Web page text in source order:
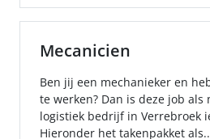
Mecanicien
Ben jij een mechanieker en
te werken? Dan is deze job als
logistiek bedrijf in Verrebroek
Hieronder het takenpakket